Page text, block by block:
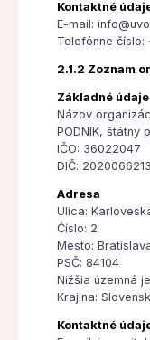
Kontaktné
E-mail:
Telefónne číslo:
2.1.2 Zoznam
Základné
Názov
PODNIK, štátny
IČO: 36022047
DIČ: 2020066213
Adresa
Ulica:
Číslo: 2
Mesto:
PSČ: 84104
Nižšia územná
Krajina:
Kontaktné